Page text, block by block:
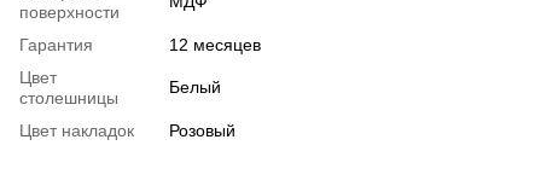
поверхности
Гарантия
12 месяцев
Цвет
столешницы
Белый
Цвет накладок Розовый